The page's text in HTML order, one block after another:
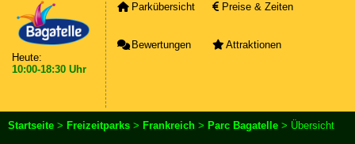
Heute:
10:00-18:30 Uhr
Parkübersicht Preise & Zeiten
Bewertungen Attraktionen
Startseite > Freizeitparks > Frankreich > Parc Bagatelle > Übersicht